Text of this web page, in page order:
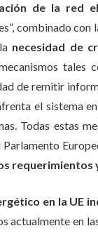
de la red
combinado con
necesidad de
tales
de remitir
el sistema
Todas estas
requerimientos
en la UE
actualmente en